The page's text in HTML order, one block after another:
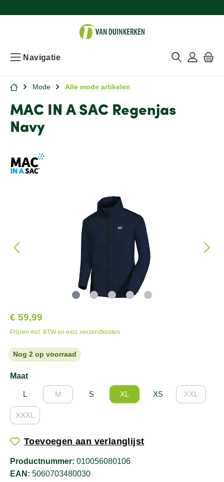
Navigatie
Mode Alle mode artikelen
MAC IN A SAC Regenjas
Navy
€ 59,99
Prijzen incl. BTW en excl. verzendkosten
Nog 2 op voorraad
Maat
L M S XL XS XXL
XXXL
Toevoegen aan verlanglijst
Productnummer: 010056080106
EAN: 5060703480030